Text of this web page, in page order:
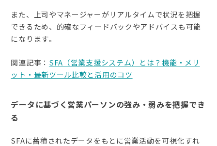
また、上司やマネージャーがリアルタイムで状況を把握
できるため、的確なフィードバックやアドバイスも可能
になります。
関連記事： SFA（営業支援システム）とは？機能・メリ
ット・最新ツール比較と活用のコツ
データに基づく営業パーソンの強み・弱みを把握でき
る
SFAに蓄積されたデータをもとに営業活動を可視化すれ